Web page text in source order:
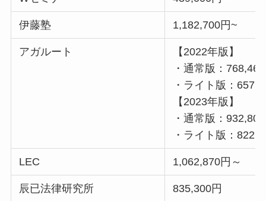
伊藤塾 1,182,700円~
アガルート
【2022年版】
・通常版：
・ライト版：
【2023年版】
・通常版：
・ライト版：
LEC 1,062,870円～
辰已法律研究所 835,300円